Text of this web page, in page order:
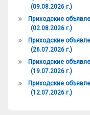
(09.08.2026 г.)
Приходские
(02.08.2026 г.)
Приходские
(26.07.2026 г.)
Приходские
(19.07.2026 г.)
Приходские
(12.07.2026 г.)